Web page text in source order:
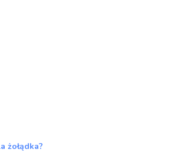
żołądka?